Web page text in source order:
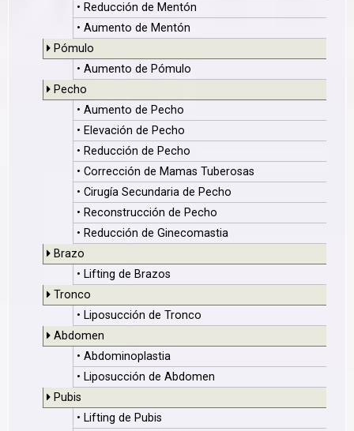
• Reducción de Mentón
• Aumento de Mentón
Pómulo
• Aumento de Pómulo
Pecho
• Aumento de Pecho
• Elevación de Pecho
• Reducción de Pecho
• Corrección de Mamas Tuberosas
• Cirugía Secundaria de Pecho
• Reconstrucción de Pecho
• Reducción de Ginecomastia
Brazo
• Lifting de Brazos
Tronco
• Liposucción de Tronco
Abdomen
• Abdominoplastia
• Liposucción de Abdomen
Pubis
• Lifting de Pubis